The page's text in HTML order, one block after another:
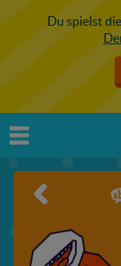
Du spielst